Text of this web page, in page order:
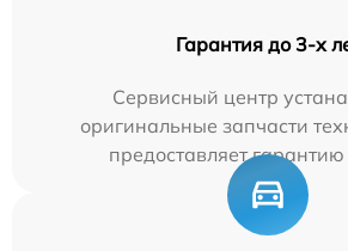
Гарантия до 3-х
Сервисный центр
оригинальные запчасти
предоставляет гарантию